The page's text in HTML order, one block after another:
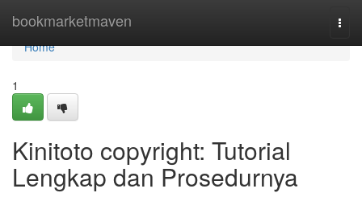
bookmarketmaven
Home
Home
1
Kinitoto copyright: Tutorial
Lengkap dan Prosedurnya